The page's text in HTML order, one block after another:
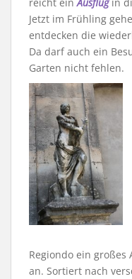
Jetzt im Frühling
entdecken die
Da darf auch ein
Garten nicht fehlen.
Regiondo ein großes
an. Sortiert nach